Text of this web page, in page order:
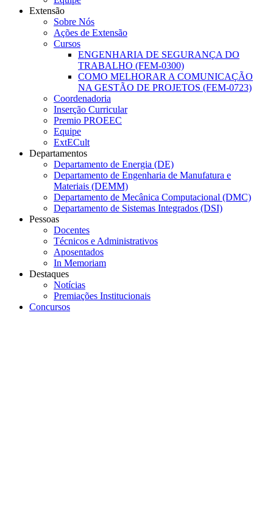
Extensão
Sobre Nós
Ações de Extensão
Cursos
ENGENHARIA DE SEGURANÇA DO
TRABALHO (FEM-0300)
COMO MELHORAR A COMUNICAÇÃO
NA GESTÃO DE PROJETOS (FEM-0723)
Coordenadoria
Inserção Curricular
Premio PROEEC
Equipe
ExtECult
Departamentos
Departamento de Energia (DE)
Departamento de Engenharia de Manufatura e
Materiais (DEMM)
Departamento de Mecânica Computacional (DMC)
Departamento de Sistemas Integrados (DSI)
Pessoas
Docentes
Técnicos e Administrativos
Aposentados
In Memoriam
Destaques
Notícias
Premiações Institucionais
Concursos